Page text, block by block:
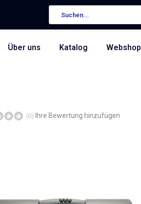
Über uns Katalog Webshop
(0) Ihre Bewertung hinzufügen